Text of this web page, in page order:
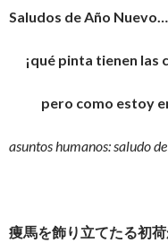
Saludos de Año Nuevo…
¡qué pinta tienen las
pero como estoy
asuntos humanos: saludo
痩馬を飾り立てたる初